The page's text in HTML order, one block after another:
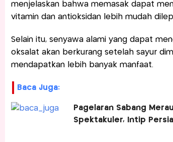
menjelaskan bahwa memasak dapat
vitamin dan antioksidan lebih mudah
Selain itu, senyawa alami yang dapat
oksalat akan berkurang setelah sayur
mendapatkan lebih banyak manfaat.
Baca Juga:
Pagelaran Sabang
Spektakuler, Intip